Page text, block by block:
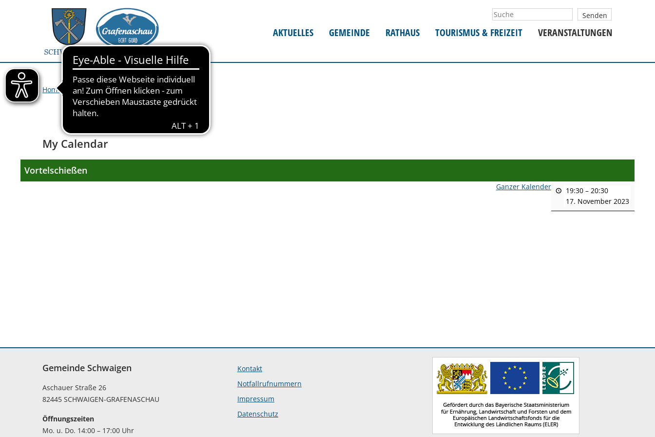
AKTUELLES GEMEINDE RATHAUS TOURISMUS & FREIZEIT VERANSTALTUNGEN
Home Veranstaltungen> My Calendar
My Calendar
Vortelschießen
19:30 – 20:30
17. November 2023
Ganzer Kalender
Gemeinde Schwaigen
Aschauer Straße 26
82445 SCHWAIGEN-GRAFENASCHAU
Öffnungszeiten
Mo. u. Do. 14:00 – 17:00 Uhr
Kontakt
Notfallrufnummern
Impressum
Datenschutz